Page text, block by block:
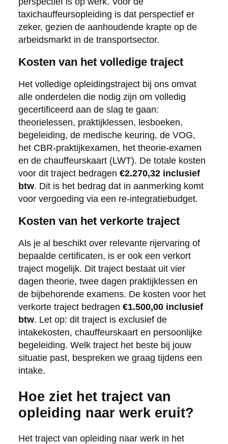
taxichauffeursopleiding is dat perspectief er
zeker, gezien de aanhoudende krapte op de
arbeidsmarkt in de transportsector.
Kosten van het volledige traject
Het volledige opleidingstraject bij ons omvat
alle onderdelen die nodig zijn om volledig
gecertificeerd aan de slag te gaan:
theorielessen, praktijklessen, lesboeken,
begeleiding, de medische keuring, de VOG,
het CBR-praktijkexamen, het theorie-examen
en de chauffeurskaart (LWT). De totale kosten
voor dit traject bedragen €2.270,32 inclusief
btw. Dit is het bedrag dat in aanmerking komt
voor vergoeding via een re-integratiebudget.
Kosten van het verkorte traject
Als je al beschikt over relevante rijervaring of
bepaalde certificaten, is er ook een verkort
traject mogelijk. Dit traject bestaat uit vier
dagen theorie, twee dagen praktijklessen en
de bijbehorende examens. De kosten voor het
verkorte traject bedragen €1.500,00 inclusief
btw. Let op: dit traject is exclusief de
intakekosten, chauffeurskaart en persoonlijke
begeleiding. Welk traject het beste bij jouw
situatie past, bespreken we graag tijdens een
intake.
Hoe ziet het traject van
opleiding naar werk eruit?
Het traject van opleiding naar werk in het